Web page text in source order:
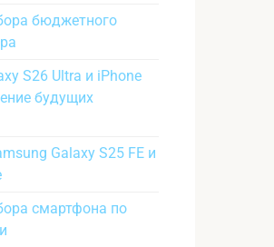
бюджетного
S26 Ultra и iPhone
будущих
Galaxy S25 FE и
смартфона по